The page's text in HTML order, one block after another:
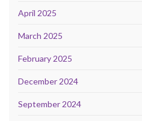
April 2025
March 2025
February 2025
December 2024
September 2024